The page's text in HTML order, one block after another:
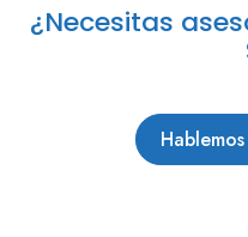
¿Necesitas